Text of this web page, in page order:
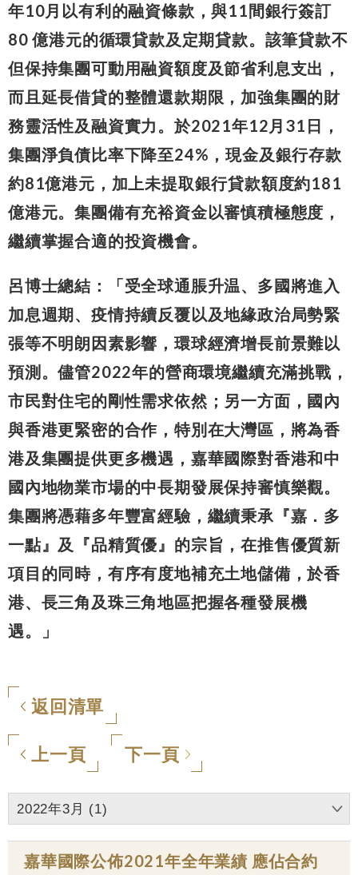
年10月以有利的融資條款，與11間銀行簽訂
80 億港元的循環貸款及定期貸款。該筆貸款不
但保持集團可動用融資額度及節省利息支出，
而且延長借貸的整體還款期限，加強集團的財
務靈活性及融資實力。於2021年12月31日，
集團淨負債比率下降至24%，現金及銀行存款
約81億港元，加上未提取銀行貸款額度約181
億港元。集團備有充裕資金以審慎積極態度，
繼續掌握合適的投資機會。
呂博士總結：「受全球通脹升温、多國將進入
加息週期、疫情持續反覆以及地緣政治局勢緊
張等不明朗因素影響，環球經濟增長前景難以
預測。儘管2022年的營商環境繼續充滿挑戰，
市民對住宅的剛性需求依然；另一方面，國內
與香港更緊密的合作，特別在大灣區，將為香
港及集團提供更多機遇，嘉華國際對香港和中
國內地物業市場的中長期發展保持審慎樂觀。
集團將憑藉多年豐富經驗，繼續秉承『嘉．多
一點』及『品精質優』的宗旨，在推售優質新
項目的同時，有序有度地補充土地儲備，於香
港、長三角及珠三角地區把握各種發展機
遇。」
返回清單
上一頁 下一頁
2022年3月 (1)
嘉華國際公佈2021年全年業績 應佔合約